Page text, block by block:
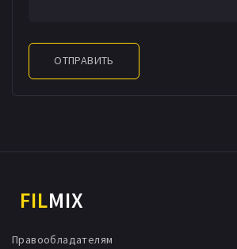
ОТПРАВИТЬ
FILMIX
Правообладателям